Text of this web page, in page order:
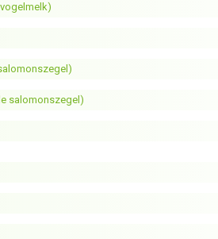
salomonszegel)